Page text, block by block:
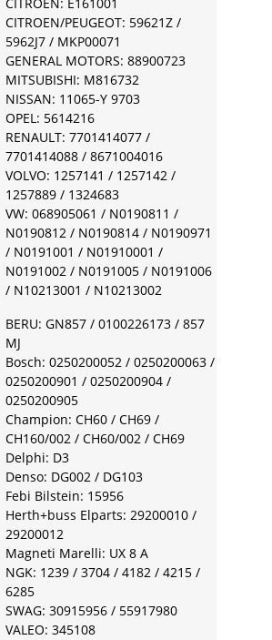
CITROEN/PEUGEOT: 59621Z /
5962J7 / MKP00071
GENERAL MOTORS: 88900723
MITSUBISHI: M816732
NISSAN: 11065-Y 9703
OPEL: 5614216
RENAULT: 7701414077 /
7701414088 / 8671004016
VOLVO: 1257141 / 1257142 /
1257889 / 1324683
VW: 068905061 / N0190811 /
N0190812 / N0190814 / N0190971
/ N0191001 / N01910001 /
N0191002 / N0191005 / N0191006
/ N10213001 / N10213002
BERU: GN857 / 0100226173 / 857
MJ
Bosch: 0250200052 / 0250200063 /
0250200901 / 0250200904 /
0250200905
Champion: CH60 / CH69 /
CH160/002 / CH60/002 / CH69
Delphi: D3
Denso: DG002 / DG103
Febi Bilstein: 15956
Herth+buss Elparts: 29200010 /
29200012
Magneti Marelli: UX 8 A
NGK: 1239 / 3704 / 4182 / 4215 /
6285
SWAG: 30915956 / 55917980
VALEO: 345108